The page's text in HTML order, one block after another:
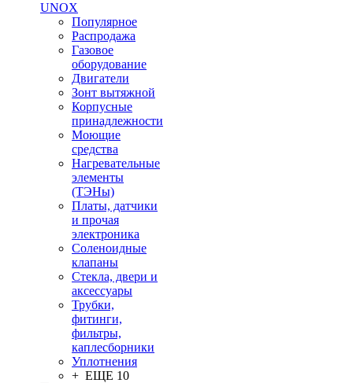
UNOX
Популярное
Распродажа
Газовое
оборудование
Двигатели
Зонт вытяжной
Корпусные
принадлежности
Моющие
средства
Нагревательные
элементы
(ТЭНы)
Платы, датчики
и прочая
электроника
Соленоидные
клапаны
Стекла, двери и
аксессуары
Трубки,
фитинги,
фильтры,
каплесборники
Уплотнения
+ ЕЩЕ 10